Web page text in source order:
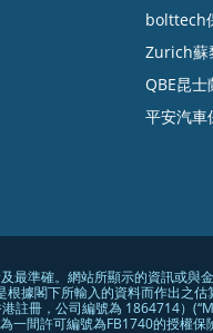
bolttech
Zurich蘇
QBE昆
平安汽車
最準確。網站所顯示的資訊或
據閣下所輸入的資料而作出之
冊，公司編號為 1864714）
一間許可編號為FB1740的授權